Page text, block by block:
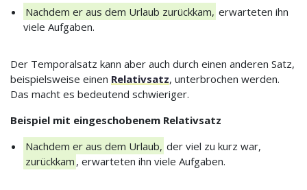
Nachdem er aus dem Urlaub zurückkam, erwarteten ihn
viele Aufgaben.
Der Temporalsatz kann aber auch durch einen anderen Satz,
beispielsweise einen Relativsatz, unterbrochen werden.
Das macht es bedeutend schwieriger.
Beispiel mit eingeschobenem Relativsatz
Nachdem er aus dem Urlaub, der viel zu kurz war,
zurückkam , erwarteten ihn viele Aufgaben.